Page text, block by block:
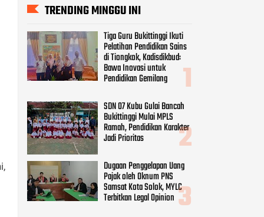
TRENDING MINGGU INI
Tiga Guru Bukittinggi Ikuti
Pelatihan Pendidikan Sains
di Tiongkok, Kadisdikbud:
Bawa Inovasi untuk
Pendidikan Gemilang
SDN 07 Kubu Gulai Bancah
Bukittinggi Mulai MPLS
Ramah, Pendidikan Karakter
Jadi Prioritas
Dugaan Penggelapan Uang
Pajak oleh Oknum PNS
Samsat Kota Solok, MYLC
Terbitkan Legal Opinion